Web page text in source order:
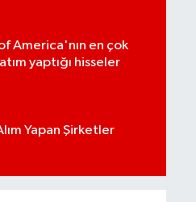
America'nın en çok
yaptığı hisseler
Yapan Şirketler